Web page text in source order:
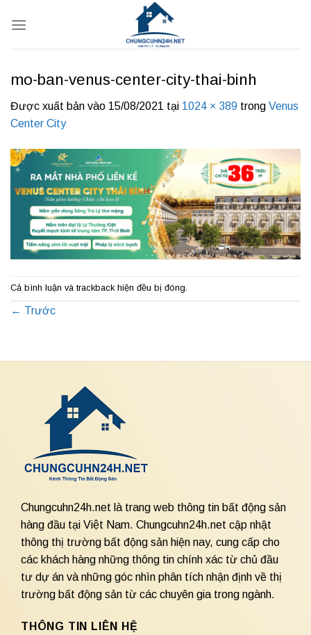
qua
mo-ban-venus-center-city-thai-binh
Được xuất bản vào 15/08/2021 tại 1024 × 389 trong Venus
Center City
Cả bình luận và trackback hiện đều bị đóng.
← Trước
Chungcuhn24h.net là trang web thông tin bất động sản
hàng đầu tại Việt Nam. Chungcuhn24h.net cập nhật
thông thị trường bất động sản hiện nay, cung cấp cho
các khách hàng những thông tin chính xác từ chủ đầu
tư dự án và những góc nhìn phân tích nhận định về thị
trường bất động sản từ các chuyên gia trong ngành.
THÔNG TIN LIÊN HỆ